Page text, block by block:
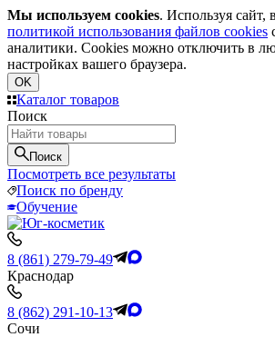
Мы используем cookies. Используя сайт,
политикой использования файлов cookies
аналитики. Cookies можно отключить в
настройках вашего браузера.
OK
Каталог товаров
Поиск
Поиск
Посмотреть все результаты
Поиск по бренду
Обучение
8 (861) 279-79-49
Краснодар
8 (862) 291-10-13
Сочи